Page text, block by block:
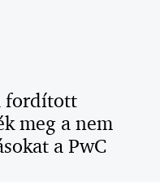
fordított
meg a nem
a PwC